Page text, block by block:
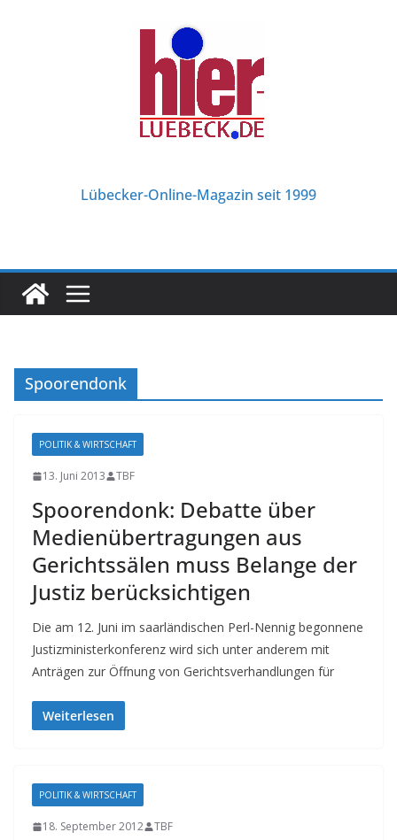
Lübecker-Online-Magazin seit 1999
Spoorendonk
POLITIK & WIRTSCHAFT
13. Juni 2013 TBF
Spoorendonk: Debatte über
Medienübertragungen aus
Gerichtssälen muss Belange der
Justiz berücksichtigen
Die am 12. Juni im saarländischen Perl-Nennig begonnene
Justizministerkonferenz wird sich unter anderem mit
Anträgen zur Öffnung von Gerichtsverhandlungen für
Weiterlesen
POLITIK & WIRTSCHAFT
18. September 2012 TBF